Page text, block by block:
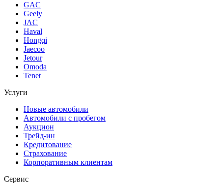
GAC
Geely
JAC
Haval
Hongqi
Jaecoo
Jetour
Omoda
Tenet
Услуги
Новые автомобили
Автомобили с пробегом
Аукцион
Трейд-ин
Кредитование
Страхование
Корпоративным клиентам
Сервис